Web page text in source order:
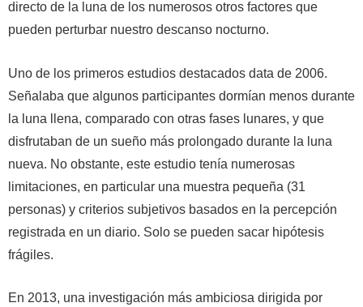
directo de la luna de los numerosos otros factores que
pueden perturbar nuestro descanso nocturno.
Uno de los primeros estudios destacados data de 2006.
Señalaba que algunos participantes dormían menos durante
la luna llena, comparado con otras fases lunares, y que
disfrutaban de un sueño más prolongado durante la luna
nueva. No obstante, este estudio tenía numerosas
limitaciones, en particular una muestra pequeña (31
personas) y criterios subjetivos basados en la percepción
registrada en un diario. Solo se pueden sacar hipótesis
frágiles.
En 2013, una investigación más ambiciosa dirigida por